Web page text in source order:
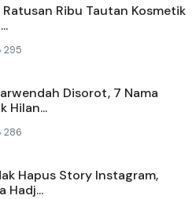
Ratusan Ribu Tautan Kosmetik
295
Disorot, 7 Nama
Hilan...
286
Hapus Story Instagram,
Hadj...